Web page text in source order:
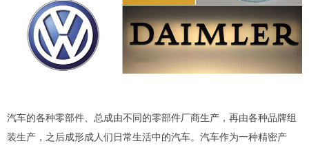
汽车的各种零部件、总成由不同的零部件厂商生产，再由各种品牌组
装生产，之后成形成人们日常生活中的汽车。汽车作为一种精密产